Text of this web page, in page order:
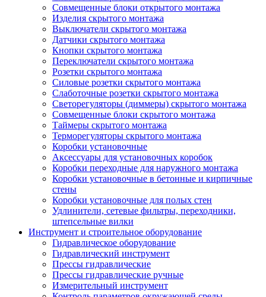
Совмещенные блоки открытого монтажа
Изделия скрытого монтажа
Выключатели скрытого монтажа
Датчики скрытого монтажа
Кнопки скрытого монтажа
Переключатели скрытого монтажа
Розетки скрытого монтажа
Силовые розетки скрытого монтажа
Слаботочные розетки скрытого монтажа
Светорегуляторы (диммеры) скрытого монтажа
Совмещенные блоки скрытого монтажа
Таймеры скрытого монтажа
Терморегуляторы скрытого монтажа
Коробки установочные
Аксессуары для установочных коробок
Коробки переходные для наружного монтажа
Коробки установочные в бетонные и кирпичные
стены
Коробки установочные для полых стен
Удлинители, сетевые фильтры, переходники,
штепсельные вилки
Инструмент и строительное оборудование
Гидравлическое оборудование
Гидравлический инструмент
Прессы гидравлические
Прессы гидравлические ручные
Измерительный инструмент